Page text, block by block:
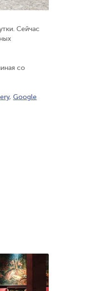
Сейчас
со
, Google